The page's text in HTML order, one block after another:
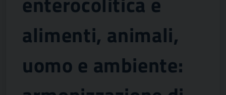
alimenti, animali,
uomo e ambiente: